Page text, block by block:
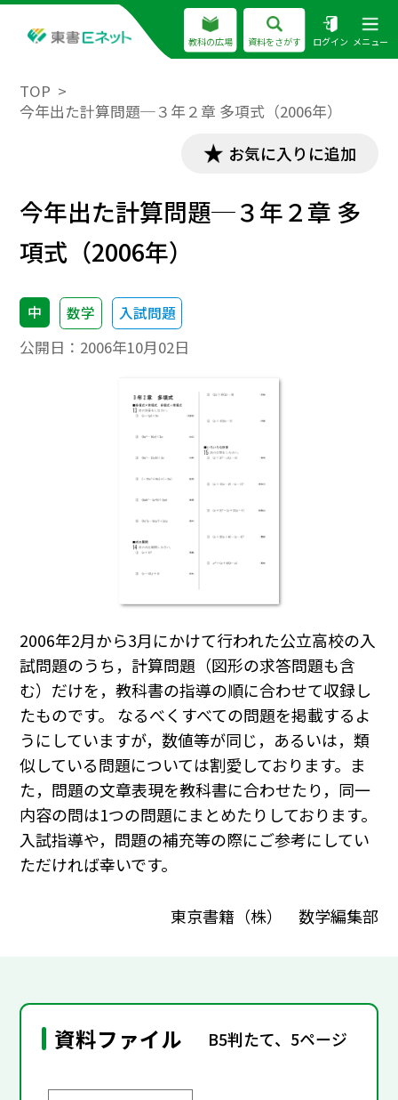
教科の広場 資料をさがす ログイン メニュー
TOP
今年出た計算問題─３年２章 多項式（2006年）
お気に入りに追加
今年出た計算問題─３年２章 多
項式（2006年）
中 数学 入試問題
公開日： 2006年10月02日
2006年2月から3月にかけて行われた公立高校の入
試問題のうち，計算問題（図形の求答問題も含
む）だけを，教科書の指導の順に合わせて収録し
たものです。 なるべくすべての問題を掲載するよ
うにしていますが，数値等が同じ，あるいは，類
似している問題については割愛しております。ま
た，問題の文章表現を教科書に合わせたり，同一
内容の問は1つの問題にまとめたりしております。
入試指導や，問題の補充等の際にご参考にしてい
ただければ幸いです。
東京書籍（株） 数学編集部
資料ファイル B5判たて、5ページ